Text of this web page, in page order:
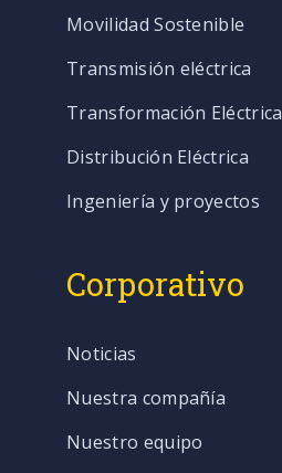
Movilidad Sostenible
Transmisión eléctrica
Transformación Eléctrica
Distribución Eléctrica
Ingeniería y proyectos
Corporativo
Noticias
Nuestra compañía
Nuestro equipo